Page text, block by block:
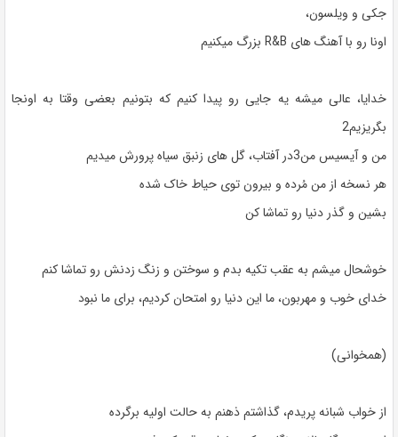
جکی و ویلسون،
اونا رو با آهنگ های R&B بزرگ میکنیم
خدایا، عالی میشه یه جایی رو پیدا کنیم که بتونیم بعضی وقتا به اونجا
بگریزیم2
من و آیسیس من3در آفتاب، گل های زنبق سیاه پرورش میدیم
هر نسخه از من مُرده و بیرون توی حیاط خاک شده
بشین و گذر دنیا رو تماشا کن
خوشحال میشم به عقب تکیه بدم و سوختن و زنگ زدنش رو تماشا کنم
خدای خوب و مهربون، ما این دنیا رو امتحان کردیم، برای ما نبود
(همخوانی)
از خواب شبانه پریدم، گذاشتم ذهنم به حالت اولیه برگرده